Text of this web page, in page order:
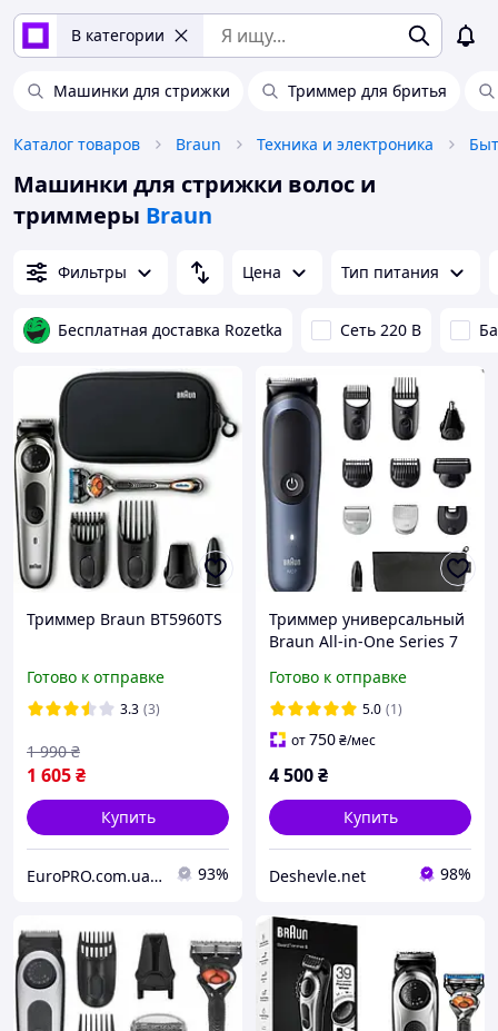
В категории
Машинки для стрижки Триммер для бритья
Каталог товаров Braun Техника и электроника
Машинки для стрижки волос и
триммеры Braun
Фильтры Цена Тип питания
Бесплатная доставка Rozetka Сеть 220 В
Триммер Braun BT5960TS
Готово к отправке
3.3 (3)
1 605₴
1 990 ₴
Купить
EuroPRO.com.ua | Бытовая Техника из Европы 93%
Триммер универсальный
Braun All-in-One Series 7
5807+косметичка
Готово к отправке
5.0 (1)
от750₴/мес
4 500₴
Купить
Deshevle.net 98%